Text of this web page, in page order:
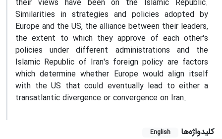
their views have been on the Islamic Republic.
Similarities in strategies and policies adopted by
Europe and the US, the alliance between their leaders,
the extent to which they approve of each other's
policies under different administrations and the
Islamic Republic of Iran's foreign policy are factors
which determine whether Europe would align itself
with the US that could eventually lead to either a
transatlantic divergence or convergence on Iran.
کلیدواژه‌ها English